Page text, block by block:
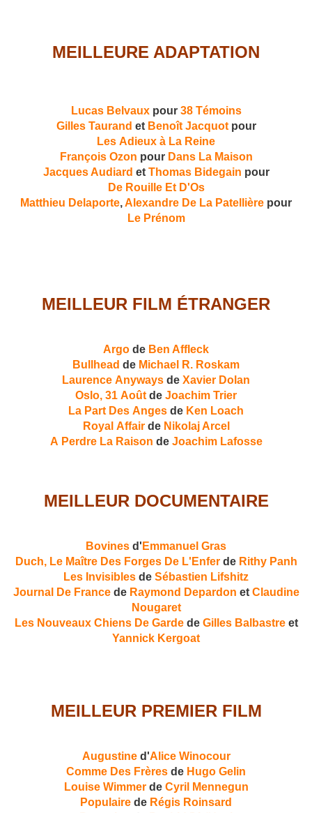
MEILLEURE ADAPTATION
Lucas Belvauxpour 38 Témoins
Gilles Taurand et Benoît Jacquotpour
Les Adieux à La Reine
François Ozon pour Dans La Maison
Jacques Audiard et Thomas Bidegain pour
De Rouille Et D'Os
Matthieu Delaporte,Alexandre De La Patellière pour
Le Prénom
MEILLEUR FILM ÉTRANGER
Argo de Ben Affleck
Bullhead de Michael R. Roskam
Laurence Anyways de Xavier Dolan
Oslo, 31 Août de Joachim Trier
La Part Des Anges de Ken Loach
Royal Affairde Nikolaj Arcel
A Perdre La Raison de Joachim Lafosse
MEILLEUR DOCUMENTAIRE
Bovines d' Emmanuel Gras
Duch, Le Maître Des Forges De L'Enferde Rithy Panh
Les Invisibles de Sébastien Lifshitz
Journal De Francede Raymond Depardon et Claudine
Nougaret
Les Nouveaux Chiens De Gardede Gilles Balbastreet
Yannick Kergoat
MEILLEUR PREMIER FILM
Augustined'Alice Winocour
Comme Des Frères de Hugo Gelin
Louise Wimmerde Cyril Mennegun
Populaire de Régis Roinsard